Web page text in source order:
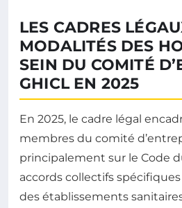
LES CADRES
MODALITÉS DES
SEIN DU COMITÉ
GHICL EN 2025
En 2025, le cadre légal
membres du comité
principalement sur le Code
accords collectifs
des établissements